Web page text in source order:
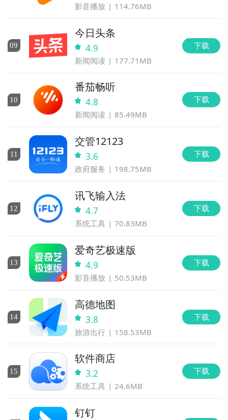
影音播放 114.76MB
09
今日头条
4.9
新闻阅读 177.71MB
下载
10
番茄畅听
4.8
新闻阅读 85.49MB
下载
11
交管12123
3.6
政府服务 198.75MB
下载
12
讯飞输入法
4.7
系统工具 70.83MB
下载
13
爱奇艺极速版
4.9
影音播放 50.53MB
下载
14
高德地图
3.8
旅游出行 158.53MB
下载
15
软件商店
3.2
系统工具 24.6MB
下载
钉钉